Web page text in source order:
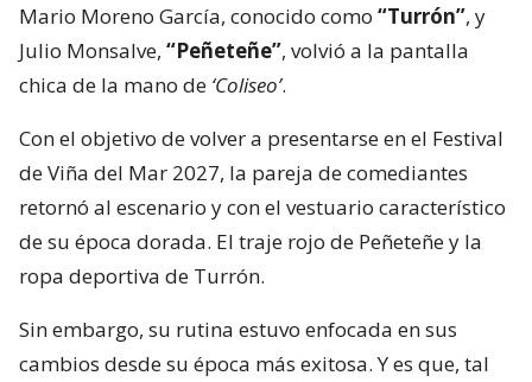
Mario Moreno García, conocido como “Turrón”, y
Julio Monsalve, “Peñeteñe”, volvió a la pantalla
chica de la mano de ‘Coliseo’.
Con el objetivo de volver a presentarse en el Festival
de Viña del Mar 2027, la pareja de comediantes
retornó al escenario y con el vestuario característico
de su época dorada. El traje rojo de Peñeteñe y la
ropa deportiva de Turrón.
Sin embargo, su rutina estuvo enfocada en sus
cambios desde su época más exitosa. Y es que, tal